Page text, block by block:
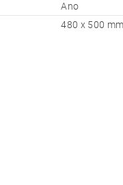
Ano
480 x 500